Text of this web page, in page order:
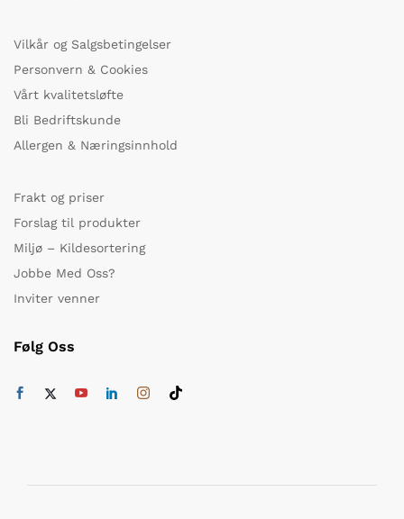
Vilkår og Salgsbetingelser
Personvern & Cookies
Vårt kvalitetsløfte
Bli Bedriftskunde
Allergen & Næringsinnhold
Frakt og priser
Forslag til produkter
Miljø – Kildesortering
Jobbe Med Oss?
Inviter venner
Følg Oss